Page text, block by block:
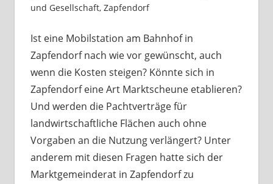
und Gesellschaft, Zapfendorf
Ist eine Mobilstation am Bahnhof in
Zapfendorf nach wie vor gewünscht, auch
wenn die Kosten steigen? Könnte sich in
Zapfendorf eine Art Marktscheune etablieren?
Und werden die Pachtverträge für
landwirtschaftliche Flächen auch ohne
Vorgaben an die Nutzung verlängert? Unter
anderem mit diesen Fragen hatte sich der
Marktgemeinderat in Zapfendorf zu